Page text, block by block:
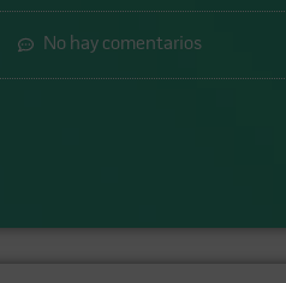
No hay comentarios